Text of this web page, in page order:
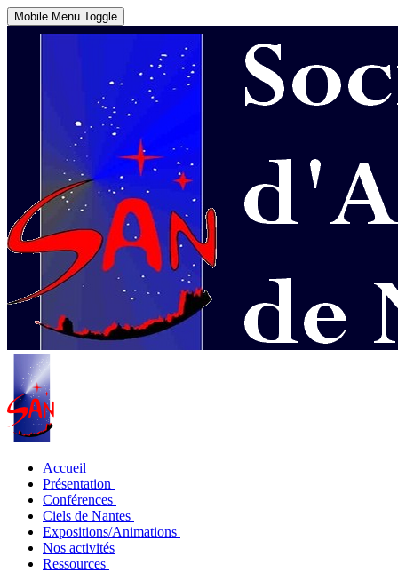
Mobile Menu Toggle
Accueil
Présentation
Conférences
Ciels de Nantes
Expositions/Animations
Nos activités
Ressources